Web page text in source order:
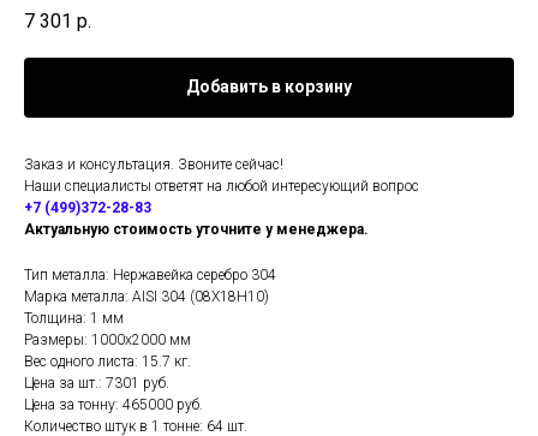
7 301 р.
Добавить в корзину
Заказ и консультация. Звоните сейчас!
Наши специалисты ответят на любой интересующий вопрос
+7 (499)372-28-83
Актуальную стоимость уточните у менеджера.
Тип металла: Нержавейка серебро 304
Марка металла: AISI 304 (08Х18Н10)
Толщина: 1 мм
Размеры: 1000х2000 мм
Вес одного листа: 15.7 кг.
Цена за шт.: 7301 руб.
Цена за тонну: 465000 руб.
Количество штук в 1 тонне: 64 шт.